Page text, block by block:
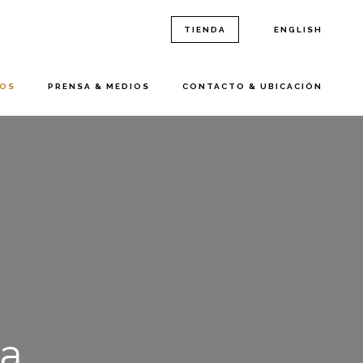
PRENSA & MEDIOS CONTACTO & UBICACIÓN
TIENDA ENGLISH